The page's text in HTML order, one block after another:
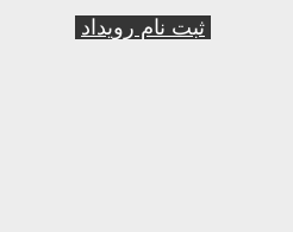
ثبت نام رویداد